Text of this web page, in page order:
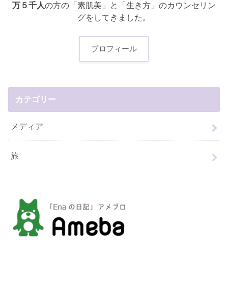
万５千人の方の「素肌美」と「生き方」のカウンセリン
グをしてきました。
プロフィール
カテゴリー
メディア
旅